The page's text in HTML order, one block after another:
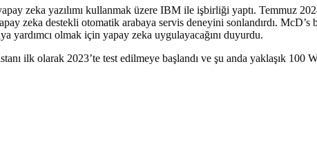
zeka yazılımı kullanmak üzere IBM ile işbirliği yaptı. Temmuz
zeka destekli otomatik arabaya servis deneyini sonlandırdı.
yardımcı olmak için yapay zeka uygulayacağını duyurdu.
ilk olarak 2023’te test edilmeye başlandı ve şu anda yaklaşık